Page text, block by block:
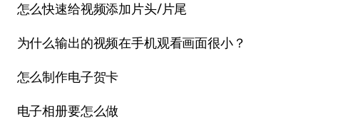
怎么快速给视频添加片头/片尾
为什么输出的视频在手机观看画面很小？
怎么制作电子贺卡
电子相册要怎么做